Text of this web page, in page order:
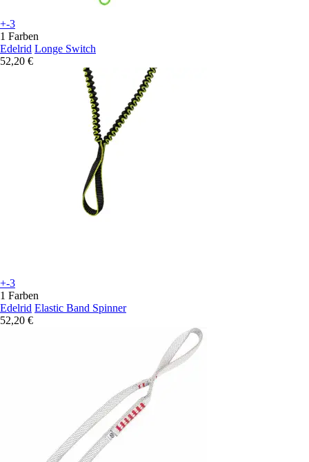
+-3
1 Farben
Edelrid Longe Switch
52,20 €
+-3
1 Farben
Edelrid Elastic Band Spinner
52,20 €